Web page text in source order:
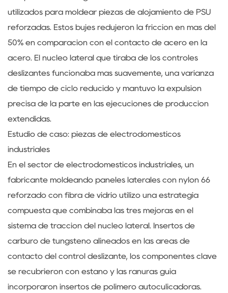
utilizados para moldear piezas de alojamiento de PSU
reforzadas. Estos bujes redujeron la fricción en más del
50% en comparación con el contacto de acero en la
acero. El núcleo lateral que tiraba de los controles
deslizantes funcionaba más suavemente, una varianza
de tiempo de ciclo reducido y mantuvo la expulsión
precisa de la parte en las ejecuciones de producción
extendidas.
Estudio de caso: piezas de electrodomésticos
industriales
En el sector de electrodomésticos industriales, un
fabricante moldeando paneles laterales con nylon 66
reforzado con fibra de vidrio utilizó una estrategia
compuesta que combinaba las tres mejoras en el
sistema de tracción del núcleo lateral. Insertos de
carburo de tungsteno alineados en las áreas de
contacto del control deslizante, los componentes clave
se recubrieron con estaño y las ranuras guía
incorporaron insertos de polímero autoculicadoras.